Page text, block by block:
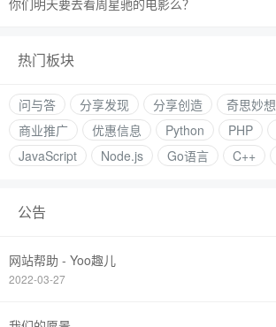
你们明天要去看周星驰的电影么？
热门板块
问与答 分享发现 分享创造 奇思妙想
商业推广
优惠信息 Python PHP
JavaScript
Node.js Go语言 C++
公告
网站帮助 - Yoo趣儿
2022-03-27